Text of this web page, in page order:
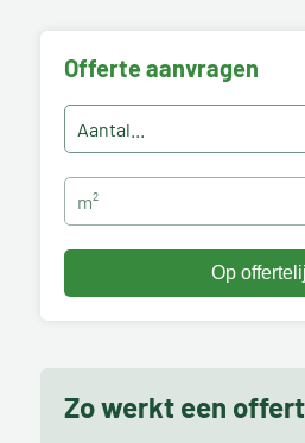
Offerte aanvragen
Zo werkt een